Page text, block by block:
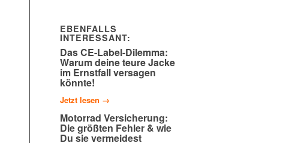
EBENFALLS
INTERESSANT:
Das CE-Label-Dilemma:
Warum deine teure Jacke
im Ernstfall versagen
könnte!
Jetzt lesen →
Motorrad Versicherung:
Die größten Fehler & wie
Du sie vermeidest